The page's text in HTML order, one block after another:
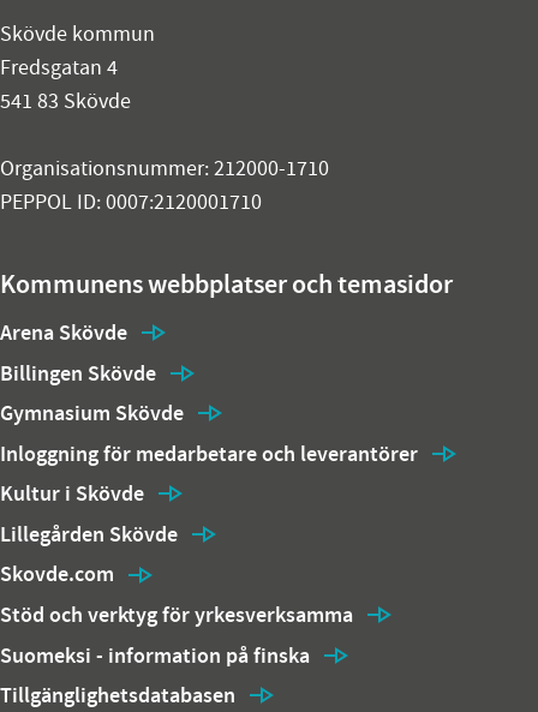
Skövde kommun
Fredsgatan 4
541 83 Skövde
Organisationsnummer: 212000-1710
PEPPOL ID: 0007:2120001710
Kommunens webbplatser och temasidor
Arena Skövde
Billingen Skövde
Gymnasium Skövde
Inloggning för medarbetare och leverantörer
Kultur i Skövde
Lillegården Skövde
Skovde.com
Stöd och verktyg för yrkesverksamma
Suomeksi - information på finska
Tillgänglighetsdatabasen